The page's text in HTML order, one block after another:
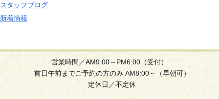
スタッフブログ
新着情報
営業時間／AM9:00～PM6:00（受付）
前日午前までご予約の方のみ AM8:00～（早朝可）
定休日／不定休